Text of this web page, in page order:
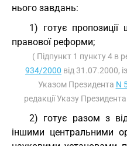
нього завдань:
1) готує пропозиції
правової реформи;
( Підпункт 1 пункту 4 в
934/2000 від 31.07.2000,
Указом Президента N
редакції Указу Президента
2) готує разом з
іншими центральними